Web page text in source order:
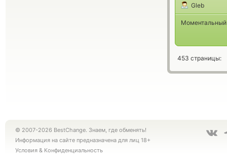
Gleb
Моментальный
453 страницы:
© 2007-2026 BestChange. Знаем, где обменять!
Информация на сайте предназначена для лиц 18+
Условия & Конфиденциальность